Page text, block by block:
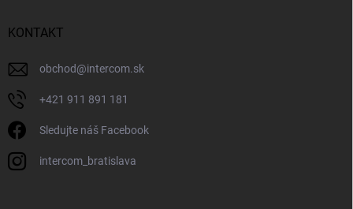
KONTAKT
obchod@intercom.sk
+421 911 891 181
Sledujte náš Facebook
intercom_bratislava